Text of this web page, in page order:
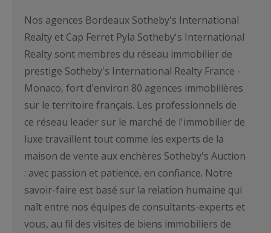
Nos agences Bordeaux Sotheby's International
Realty et Cap Ferret Pyla Sotheby's International
Realty sont membres du réseau immobilier de
prestige Sotheby's International Realty France -
Monaco, fort d'environ 80 agences immobilières
sur le territoire français. Les professionnels de
ce réseau leader sur le marché de l'immobilier de
luxe travaillent tout comme les experts de la
maison de vente aux enchères Sotheby's Auction
: avec passion et patience, en confiance. Notre
savoir-faire est basé sur la relation humaine qui
naît entre nos équipes de consultants-experts et
vous, au fil des visites de biens immobiliers de